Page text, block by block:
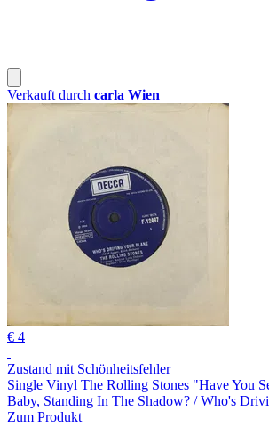
Verkauft durch carla Wien
€ 4
Zustand mit Schönheitsfehler
Single Vinyl The Rolling Stones "Have You
Baby, Standing In The Shadow? / Who's
Zum Produkt